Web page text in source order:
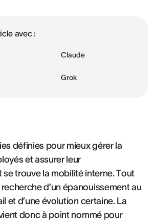
avec :
Claude
Grok
définies pour mieux gérer la
et assurer leur
trouve la mobilité interne. Tout
d’un épanouissement au
et d’une évolution certaine. La
donc à point nommé pour